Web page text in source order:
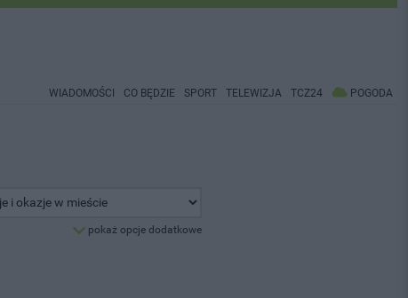
WIADOMOŚCI CO BĘDZIE SPORT TELEWIZJA TCZ24 POGODA
pokaż opcje dodatkowe